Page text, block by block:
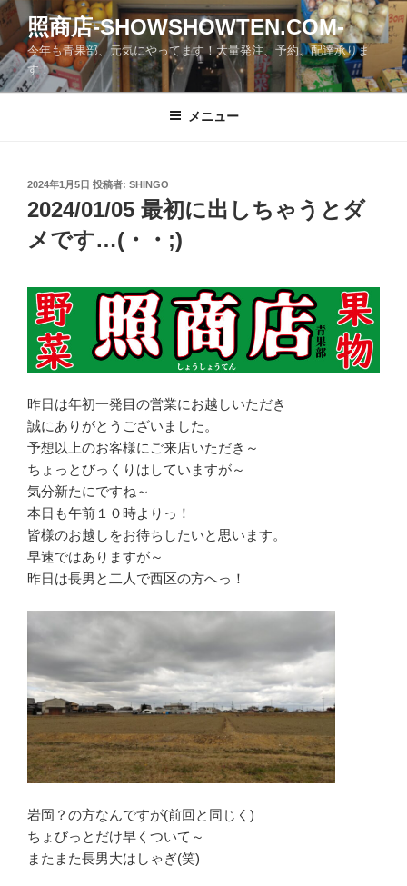
コ
テ
ン
ツ
照商店-SHOWSHOWTEN.COM-
今年も青果部、元気にやってます！大量発注、予約、配達承りま
す！
メニュー
投
稿
日:
2024年1月5日 投稿者: SHINGO
2024/01/05 最初に出しちゃうとダ
メです…(・・;)
昨日は年初一発目の営業にお越しいただき
誠にありがとうございました。
予想以上のお客様にご来店いただき～
ちょっとびっくりはしていますが～
気分新たにですね～
本日も午前１０時よりっ！
皆様のお越しをお待ちしたいと思います。
早速ではありますが～
昨日は長男と二人で西区の方へっ！
岩岡？の方なんですが(前回と同じく)
ちょびっとだけ早くついて～
またまた長男大はしゃぎ(笑)